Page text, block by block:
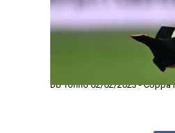
Db Torino 02/02/2023 -